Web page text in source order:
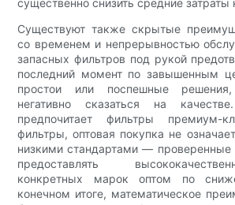
существенно снизить средние
Существуют также скрытые
со временем и непрерывностью
запасных фильтров под рукой
последний момент по завышенным
простои или поспешные
негативно сказаться на
предпочитает фильтры премиум-
фильтры, оптовая покупка не
низкими стандартами — проверенные
предоставлять
конкретных марок оптом по
конечном итоге, математическое